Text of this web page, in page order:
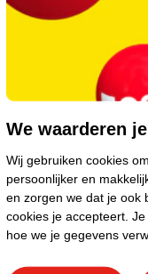
winkel. Zo hoef je
dat je deskundig
We waarderen
Wij gebruiken cookies
persoonlijker en
en zorgen we dat je ook
cookies je accepteert. Je
hoe we je gegevens